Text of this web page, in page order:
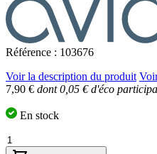
Référence : 103676
Voir la description du produit
7,90 € dont 0,05 € d'éco
En stock
Quantité